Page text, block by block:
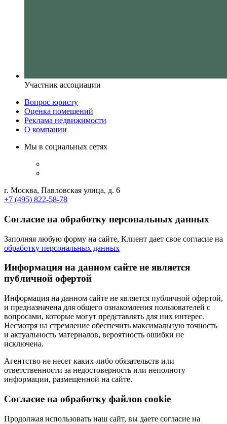
Участник ассоциации
Вопрос юристу
Оценка помещений
Реклама недвижимости
О компании
Мы в социальных сетях
г. Москва, Павловская улица, д. 6
+7 (495) 822-58-78
Согласие на обработку персональных данных
Заполняя любую форму на сайте, Клиент дает свое согласие на
обработку персональных данных
Информация на данном сайте не является
публичной офертой
Информация на данном сайте не является публичной офертой,
и предназначена для общего ознакомления пользователей с
вопросами, которые могут представлять для них интерес.
Несмотря на стремление обеспечить максимальную точность
и актуальность материалов, вероятность ошибки не
исключена.
Агентство не несет каких-либо обязательств или
ответственности за недостоверность или неполноту
информации, размещенной на сайте.
Cогласие на обработку файлов cookie
Продолжая использовать наш сайт, вы даете согласие на